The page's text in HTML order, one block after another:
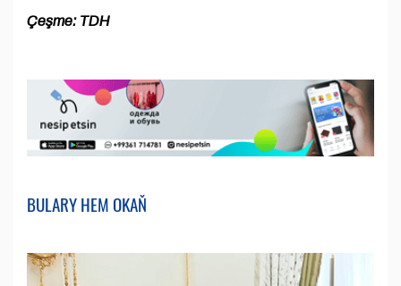
Çeşme: TDH
BULARY HEM OKAŇ